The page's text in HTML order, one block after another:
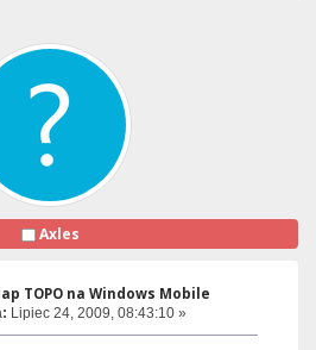
Axles
TOPO na Windows Mobile
Lipiec 24, 2009, 08:43:10 »